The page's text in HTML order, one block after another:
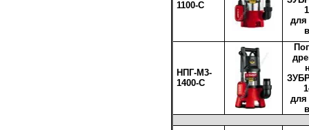
1100-С
для
НПГ-М3-
1400-С
для